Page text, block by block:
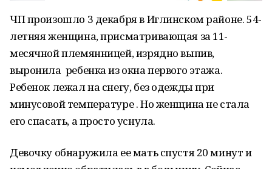
ЧП произошло 3 декабря в Иглинском районе. 54-
летняя женщина, присматривающая за 11-
месячной племянницей, изрядно выпив,
выронила ребенка из окна первого этажа.
Ребенок лежал на снегу, без одежды при
минусовой температуре . Но женщина не стала
его спасать, а просто уснула.
Девочку обнаружила ее мать спустя 20 минут и